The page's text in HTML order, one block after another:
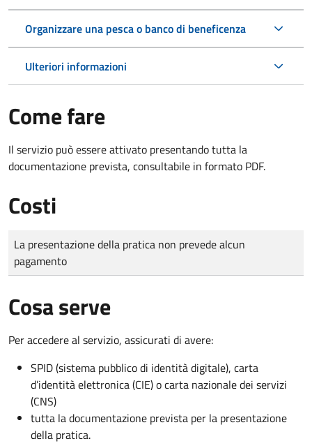
Organizzare una pesca o banco di beneficenza
Ulteriori informazioni
Come fare
Il servizio può essere attivato presentando tutta la
documentazione prevista, consultabile in formato PDF.
Costi
Tipo di pagamento
Importo
La presentazione della pratica non prevede alcun
pagamento
Cosa serve
Per accedere al servizio, assicurati di avere:
SPID (sistema pubblico di identità digitale), carta
d’identità elettronica (CIE) o carta nazionale dei servizi
(CNS)
tutta la documentazione prevista per la presentazione
della pratica.